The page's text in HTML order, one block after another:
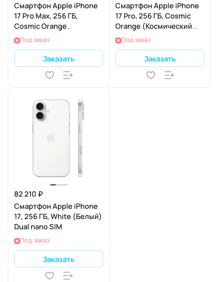
Смартфон Apple iPhone
17 Pro Max, 256 ГБ,
Cosmic Orange
(Космический
оранжевый) Dual nano
Под заказ
Заказать
Смартфон Apple iPhone
17 Pro, 256 ГБ, Cosmic
Orange (Космический
оранжевый) Dual nano
SIM
Под заказ
Заказать
82 210 ₽
Смартфон Apple iPhone
17, 256 ГБ, White (Белый)
Dual nano SIM
Под заказ
Заказать